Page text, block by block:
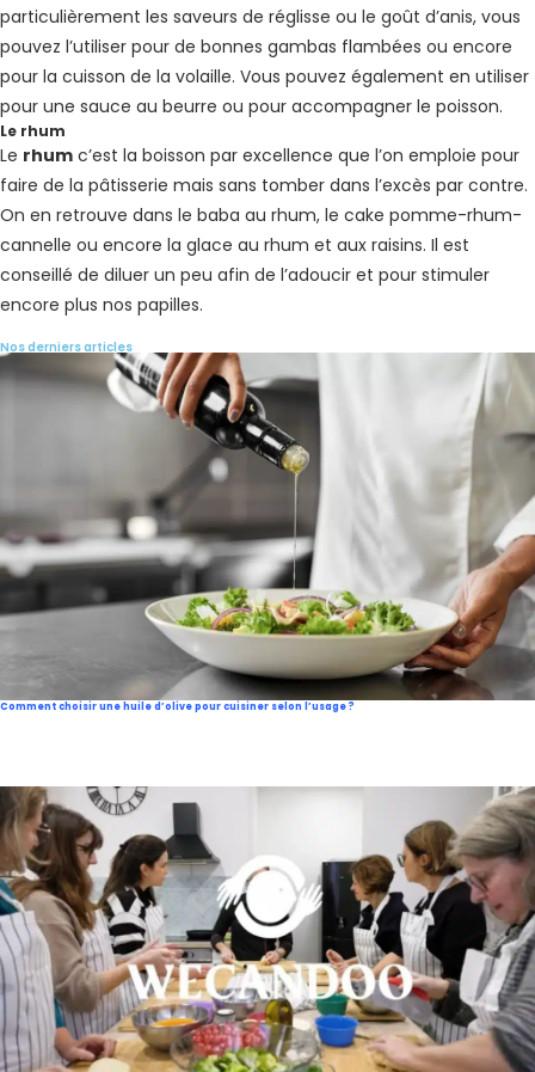
particulièrement les saveurs de réglisse ou le goût d’anis, vous
pouvez l’utiliser pour de bonnes gambas flambées ou encore
pour la cuisson de la volaille. Vous pouvez également en utiliser
pour une sauce au beurre ou pour accompagner le poisson.
Le rhum
Le rhum c’est la boisson par excellence que l’on emploie pour
faire de la pâtisserie mais sans tomber dans l’excès par contre.
On en retrouve dans le baba au rhum, le cake pomme-rhum-
cannelle ou encore la glace au rhum et aux raisins. Il est
conseillé de diluer un peu afin de l’adoucir et pour stimuler
encore plus nos papilles.
Nos derniers articles
Comment choisir une huile d’olive pour cuisiner selon l’usage ?